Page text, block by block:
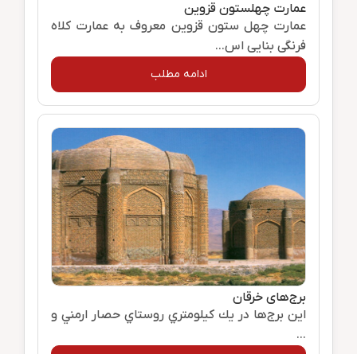
عمارت چهلستون قزوین
عمارت چهل ستون قزوین معروف به عمارت کلاه
فرنگی بنایی اس...
ادامه مطلب
برج‌های خرقان
اين‌ برج‌ها در يك‌ كيلومتري‌ روستاي‌ حصار ارمني‌ و
...